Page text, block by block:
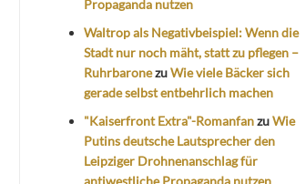
Propaganda nutzen
Waltrop als Negativbeispiel: Wenn die
Stadt nur noch mäht, statt zu pflegen –
RuhrbaronezuWie viele Bäcker sich
gerade selbst entbehrlich machen
"Kaiserfront Extra"-RomanfanzuWie
Putins deutsche Lautsprecher den
Leipziger Drohnenanschlag für
antiwestliche Propaganda nutzen